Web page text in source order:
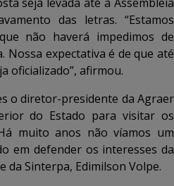
das letras. “Estamos
não haverá impedimos de
Nossa expectativa é de que até
oficializado”, afirmou.
o diretor-presidente da Agraer
do Estado para visitar os
muito anos não víamos um
em defender os interesses da
da Sinterpa, Edimilson Volpe.